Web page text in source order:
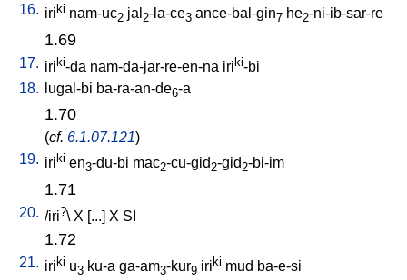
16. iriki nam-uc2 jal 2-la-ce3 ance-bal-gin7 he2-ni-ib-sar-re
1.69
17. iriki-da nam-da-jar-re-en-na iriki-bi
18.
lugal-bi ba-ra-an-de6-a
1.70
(cf. 6.1.07.121)
19. iriki en3-du-bi mac2-cu-gid2-gid2-bi-im
1.71
20. /iri?\ X [...] X SI
1.72
21. iriki u3 ku-a ga-am3-kur9 iriki mud ba-e-si